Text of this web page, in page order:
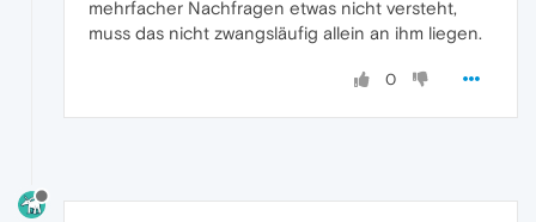
mehrfacher Nachfragen etwas nicht versteht,
muss das nicht zwangsläufig allein an ihm liegen.
0